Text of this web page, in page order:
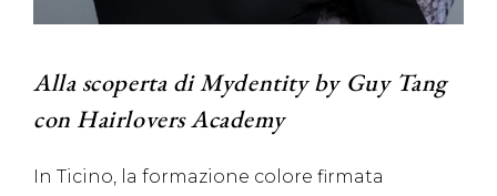
Alla scoperta di Mydentity by Guy Tang
con Hairlovers Academy
In Ticino, la formazione colore firmata